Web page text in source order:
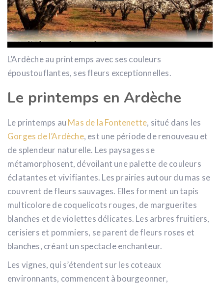
L’Ardèche au printemps avec ses couleurs
époustouflantes, ses fleurs exceptionnelles.
Le printemps en Ardèche
Le printemps au Mas de la Fontenette, situé dans les
Gorges de l’Ardèche, est une période de renouveau et
de splendeur naturelle. Les paysages se
métamorphosent, dévoilant une palette de couleurs
éclatantes et vivifiantes. Les prairies autour du mas se
couvrent de fleurs sauvages. Elles forment un tapis
multicolore de coquelicots rouges, de marguerites
blanches et de violettes délicates. Les arbres fruitiers,
cerisiers et pommiers, se parent de fleurs roses et
blanches, créant un spectacle enchanteur.
Les vignes, qui s’étendent sur les coteaux
environnants, commencent à bourgeonner,